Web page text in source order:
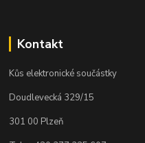
Kontakt
Kůs elektronické součástky
Doudlevecká 329/15
301 00 Plzeň